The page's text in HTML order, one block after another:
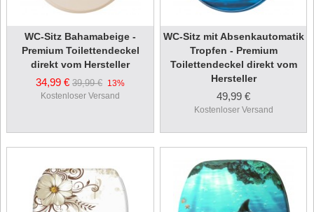
WC-Sitz Bahamabeige -
Premium Toilettendeckel
direkt vom Hersteller
34,99 €39,99 € 13%
Kostenloser Versand
WC-Sitz mit Absenkautomatik
Tropfen - Premium
Toilettendeckel direkt vom
Hersteller
49,99 €
Kostenloser Versand